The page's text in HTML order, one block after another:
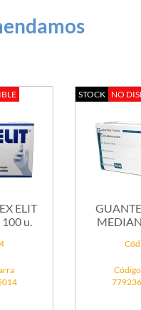
ELIT
u.
STOCK NO